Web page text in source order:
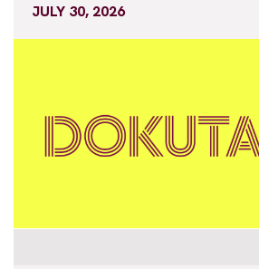
JULY 30, 2026